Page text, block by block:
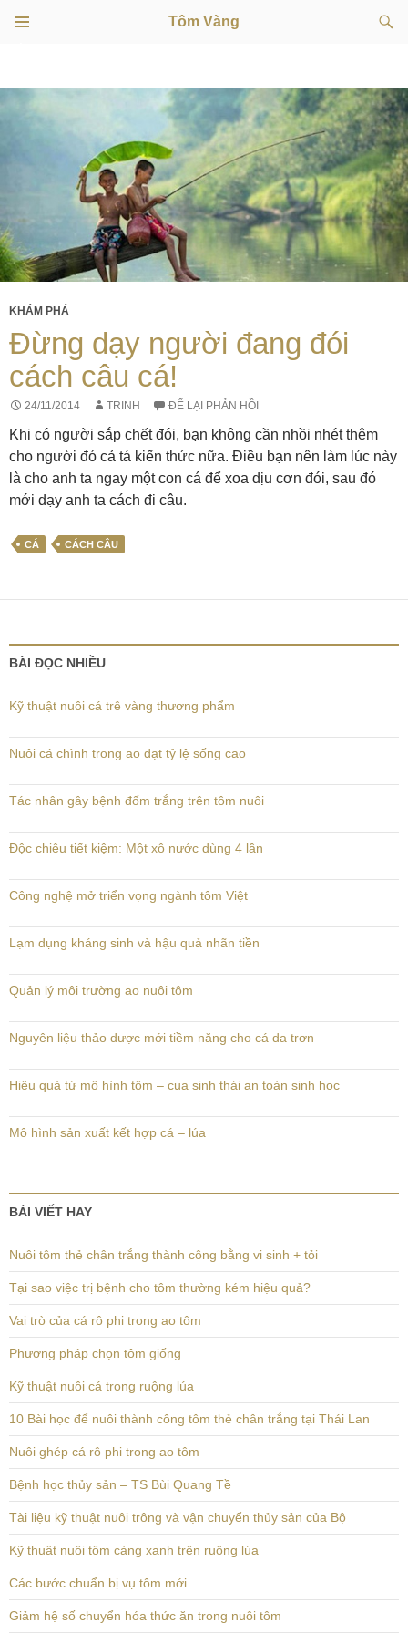
Tôm Vàng
kiếm
DUNG
KHÁM PHÁ
Đừng dạy người đang đói
cách câu cá!
24/11/2014 TRINH ĐỂ LẠI PHẢN HỒI
Khi có người sắp chết đói, bạn không cần nhồi nhét thêm
cho người đó cả tá kiến thức nữa. Điều bạn nên làm lúc này
là cho anh ta ngay một con cá để xoa dịu cơn đói, sau đó
mới dạy anh ta cách đi câu.
CÁ CÁCH CÂU
BÀI ĐỌC NHIỀU
Kỹ thuật nuôi cá trê vàng thương phẩm
Nuôi cá chình trong ao đạt tỷ lệ sống cao
Tác nhân gây bệnh đốm trắng trên tôm nuôi
Độc chiêu tiết kiệm: Một xô nước dùng 4 lần
Công nghệ mở triển vọng ngành tôm Việt
Lạm dụng kháng sinh và hậu quả nhãn tiền
Quản lý môi trường ao nuôi tôm
Nguyên liệu thảo dược mới tiềm năng cho cá da trơn
Hiệu quả từ mô hình tôm – cua sinh thái an toàn sinh học
Mô hình sản xuất kết hợp cá – lúa
BÀI VIẾT HAY
Nuôi tôm thẻ chân trắng thành công bằng vi sinh + tỏi
Tại sao việc trị bệnh cho tôm thường kém hiệu quả?
Vai trò của cá rô phi trong ao tôm
Phương pháp chọn tôm giống
Kỹ thuật nuôi cá trong ruộng lúa
10 Bài học để nuôi thành công tôm thẻ chân trắng tại Thái Lan
Nuôi ghép cá rô phi trong ao tôm
Bệnh học thủy sản – TS Bùi Quang Tề
Tài liệu kỹ thuật nuôi trông và vận chuyển thủy sản của Bộ
Kỹ thuật nuôi tôm càng xanh trên ruộng lúa
Các bước chuẩn bị vụ tôm mới
Giảm hệ số chuyển hóa thức ăn trong nuôi tôm